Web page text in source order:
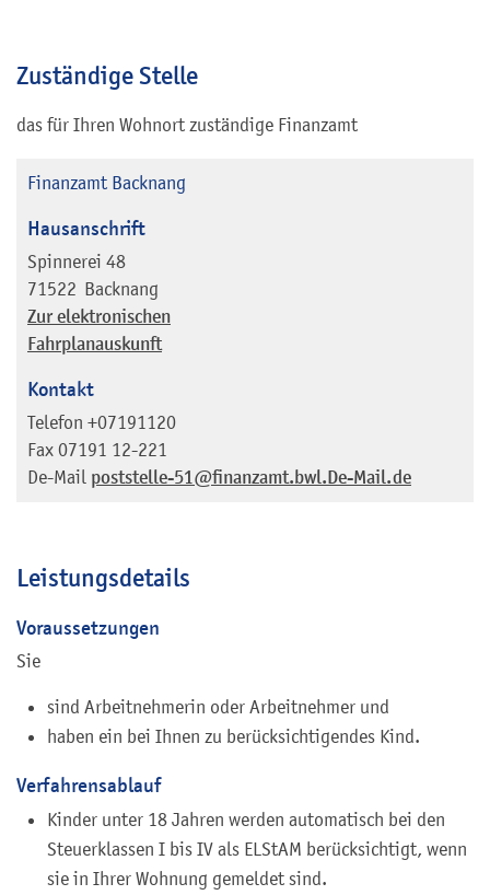
Zuständige Stelle
das für Ihren Wohnort zuständige Finanzamt
Finanzamt Backnang
Hausanschrift
Spinnerei 48
71522 Backnang
Zur elektronischen
Fahrplanauskunft
Kontakt
Telefon +07191120
Fax 07191 12-221
De-Mail poststelle-51@finanzamt.bwl.De-Mail.de
Leistungsdetails
Voraussetzungen
Sie
sind Arbeitnehmerin oder Arbeitnehmer und
haben ein bei Ihnen zu berücksichtigendes Kind.
Verfahrensablauf
Kinder unter 18 Jahren werden automatisch bei den
Steuerklassen I bis IV als ELStAM berücksichtigt, wenn
sie in Ihrer Wohnung gemeldet sind.